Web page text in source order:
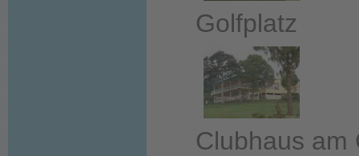
Golfplatz
Clubhaus am